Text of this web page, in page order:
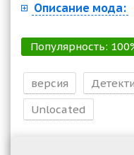
Описание мода:
Популярность: 100
версия
Unlocated